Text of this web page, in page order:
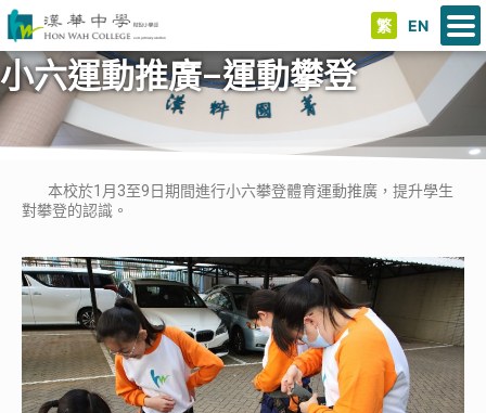
繁 EN
小六運動推廣–運動攀登
本校於1月3至9日期間進行小六攀登體育運動推廣，提升學生
對攀登的認識。